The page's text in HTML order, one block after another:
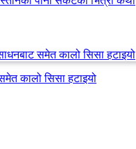
कालो सिसा हटाइयो